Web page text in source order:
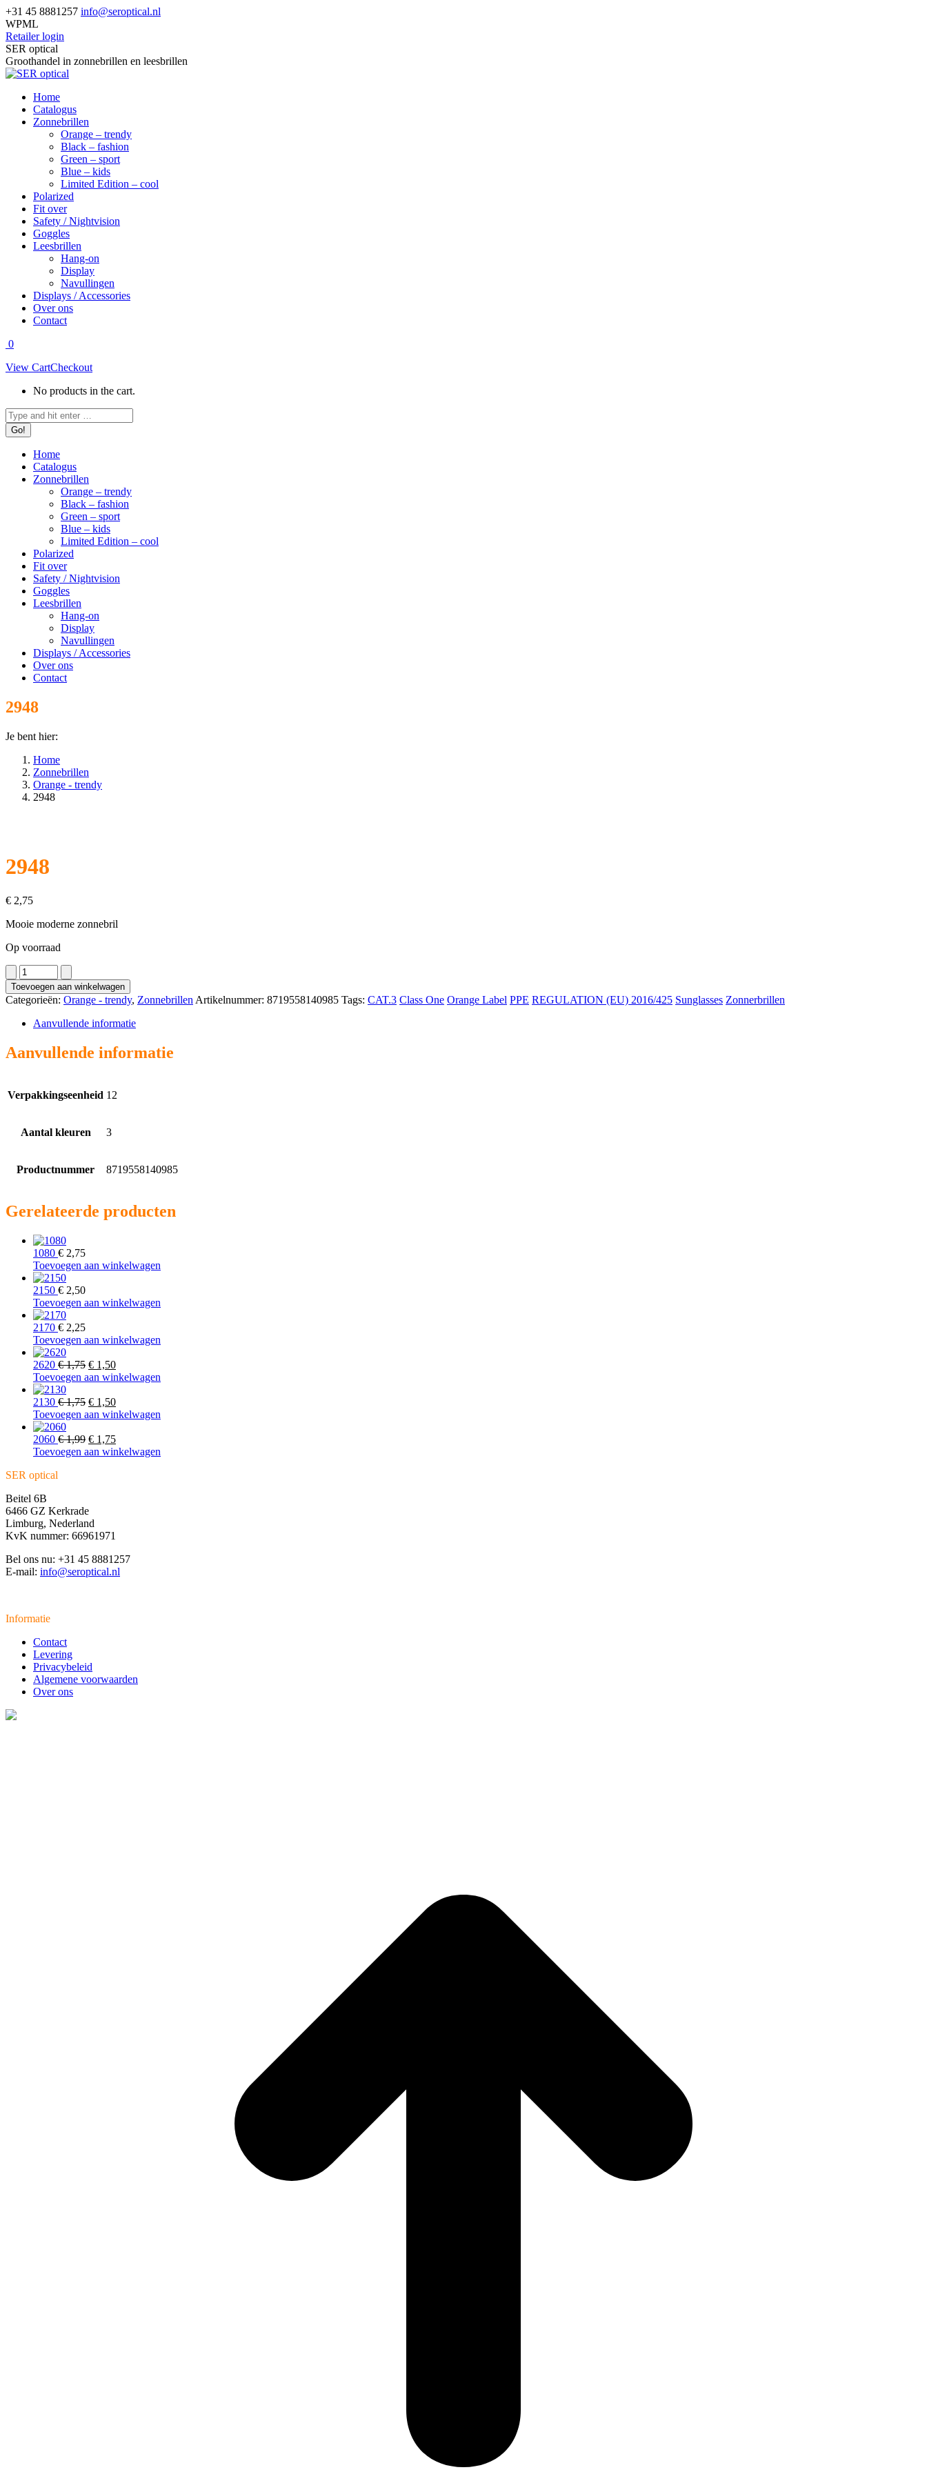
Skip
to
content
+31 45 8881257 info@seroptical.nl
WPML
Retailer login
Facebook
page
opens
new
window
SER optical
Groothandel in zonnebrillen en leesbrillen
Home
Catalogus
Zonnebrillen
Orange – trendy
Black – fashion
Green – sport
Blue – kids
Limited Edition – cool
Polarized
Fit over
Safety / Nightvision
Goggles
Leesbrillen
Hang-on
Display
Navullingen
Displays / Accessories
Over ons
Contact
0
View CartCheckout
No products in the cart.
Search:
Home
Catalogus
Zonnebrillen
Orange – trendy
Black – fashion
Green – sport
Blue – kids
Limited Edition – cool
Polarized
Fit over
Safety / Nightvision
Goggles
Leesbrillen
Hang-on
Display
Navullingen
Displays / Accessories
Over ons
Contact
2948
Je bent hier:
Home
Zonnebrillen
Orange - trendy
2948
2948
€ 2,75
Mooie moderne zonnebril
Op voorraad
2948
aantal
Toevoegen aan winkelwagen
Categorieën: Orange - trendy, Zonnebrillen Artikelnummer: 8719558140985 Tags: CAT.3 Class One Orange Label PPE REGULATION (EU) 2016/425 Sunglasses Zonnerbrillen
Aanvullende informatie
Aanvullende informatie
Verpakkingseenheid 12
Aantal kleuren 3
Productnummer 8719558140985
Gerelateerde producten
1080 € 2,75
Toevoegen aan winkelwagen
2150 € 2,50
Toevoegen aan winkelwagen
2170 € 2,25
Toevoegen aan winkelwagen
2620 €1,75 Oorspronkelijke
prijs
€ 1,75.
€ 1,50Huidige
prijs
€ 1,50.
Toevoegen aan winkelwagen
2130 €1,75 Oorspronkelijke
prijs
€ 1,75.
€ 1,50Huidige
prijs
€ 1,50.
Toevoegen aan winkelwagen
2060 €1,99 Oorspronkelijke
prijs
€ 1,75Huidige
prijs
Toevoegen aan winkelwagen
SER optical
Beitel 6B
6466 GZ Kerkrade
Limburg, Nederland
KvK nummer: 66961971
Bel ons nu: +31 45 8881257
E-mail: info@seroptical.nl
Informatie
Contact
Levering
Privacybeleid
Algemene voorwaarden
Over ons